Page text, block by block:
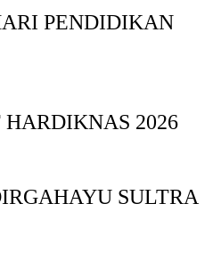
PENDIDIKAN
HARDIKNAS 2026
SULTRA